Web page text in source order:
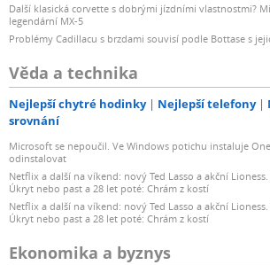
Další klasická corvette s dobrými jízdními vlastnostmi?
legendární MX-5
Problémy Cadillacu s brzdami souvisí podle Bottase s
Věda a technika
Nejlepší chytré hodinky Nejlepší telefony
srovnání
Microsoft se nepoučil. Ve Windows potichu instaluje
odinstalovat
Netflix a další na víkend: nový Ted Lasso a akční
Úkryt nebo past a 28 let poté: Chrám z kostí
Netflix a další na víkend: nový Ted Lasso a akční
Úkryt nebo past a 28 let poté: Chrám z kostí
Ekonomika a byznys